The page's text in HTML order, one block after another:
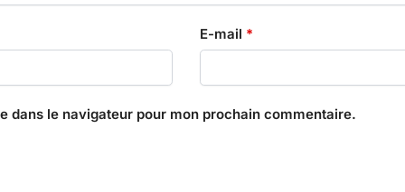
E-mail *
dans le navigateur pour mon prochain commentaire.